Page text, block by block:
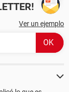
Ver un ejemplo